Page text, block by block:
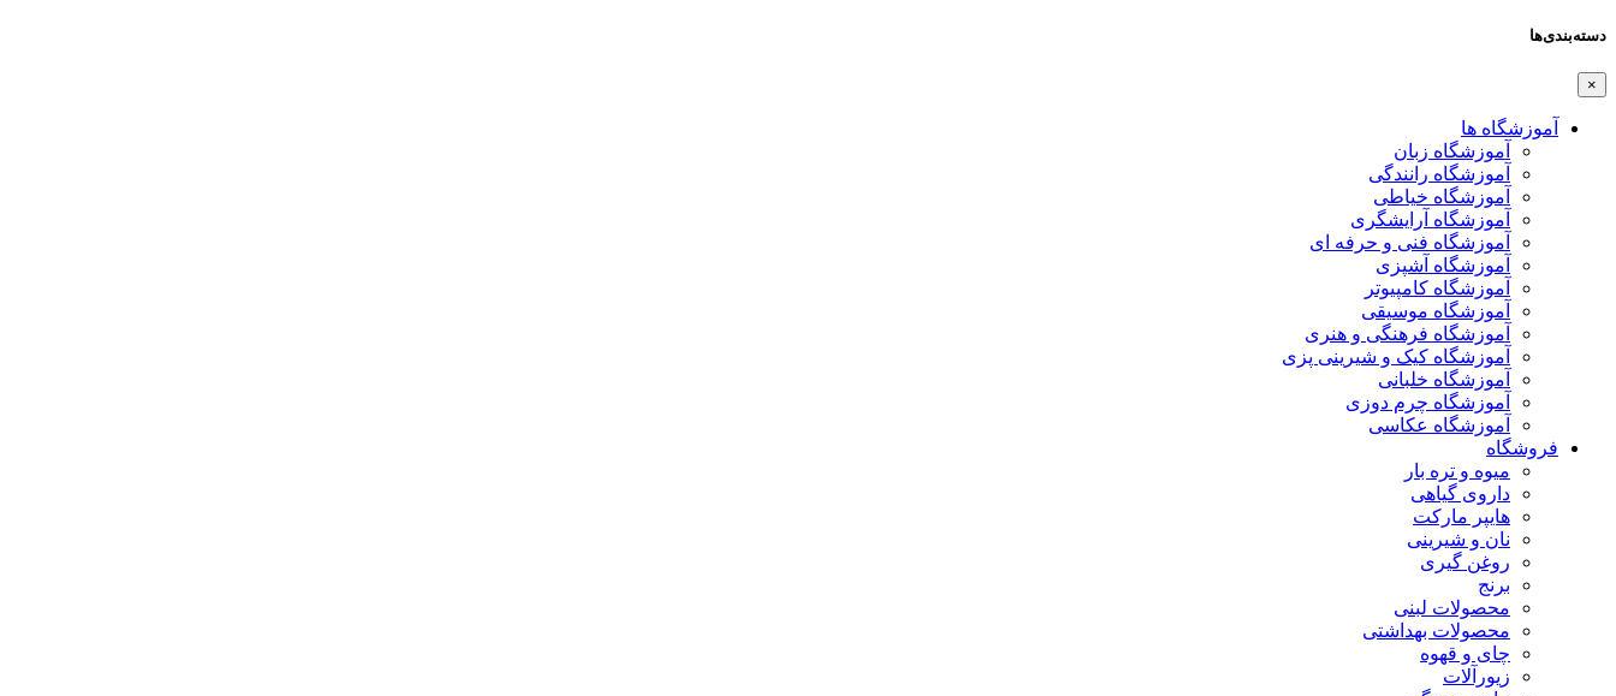
دسته‌بندی‌ها
×
آموزشگاه ها
آموزشگاه زبان
آموزشگاه رانندگی
آموزشگاه خیاطی
آموزشگاه آرایشگری
آموزشگاه فنی و حرفه ای
آموزشگاه آشپزی
آموزشگاه کامپیوتر
آموزشگاه موسیقی
آموزشگاه فرهنگی و هنری
آموزشگاه کیک و شیرینی پزی
آموزشگاه خلبانی
آموزشگاه چرم دوزی
آموزشگاه عکاسی
فروشگاه
میوه و تره بار
داروی گیاهی
هایپر مارکت
نان و شیرینی
روغن گیری
برنج
محصولات لبنی
محصولات بهداشتی
چای و قهوه
زیورآلات